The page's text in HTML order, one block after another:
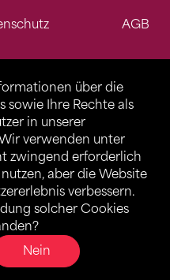
über die
sowie Ihre Rechte als
in unserer
verwenden unter
zwingend erforderlich
aber die Website
verbessern.
solcher Cookies
Nein
AGB